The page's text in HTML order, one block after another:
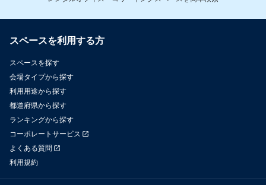
スペースを利用する方
スペースを探す
会場タイプから探す
利用用途から探す
都道府県から探す
ランキングから探す
コーポレートサービス
よくある質問
利用規約